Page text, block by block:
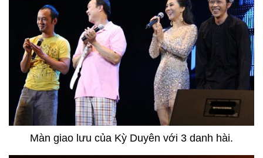
Màn giao lưu của Kỳ Duyên với 3 danh hài.